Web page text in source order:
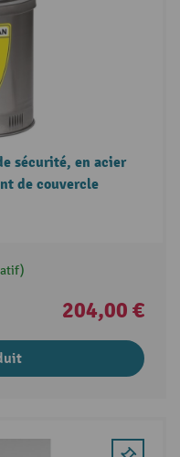
sécurité, en acier
de couvercle
204,00 €